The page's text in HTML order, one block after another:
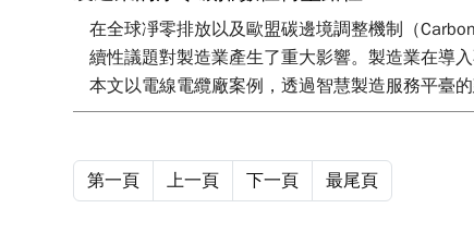
在全球凈零排放以及歐盟碳邊境調整機制（
續性議題對製造業產生了重大影響。製造業在導
本文以電線電纜廠案例，透過智慧製造服務平臺
第一頁 上一頁 下一頁 最尾頁